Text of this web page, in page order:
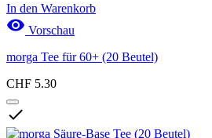
In den Warenkorb
 Vorschau
morga Tee für 60+ (20 Beutel)
CHF 5.30
